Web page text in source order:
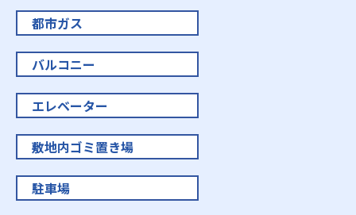
都市ガス
バルコニー
エレベーター
敷地内ゴミ置き場
駐車場